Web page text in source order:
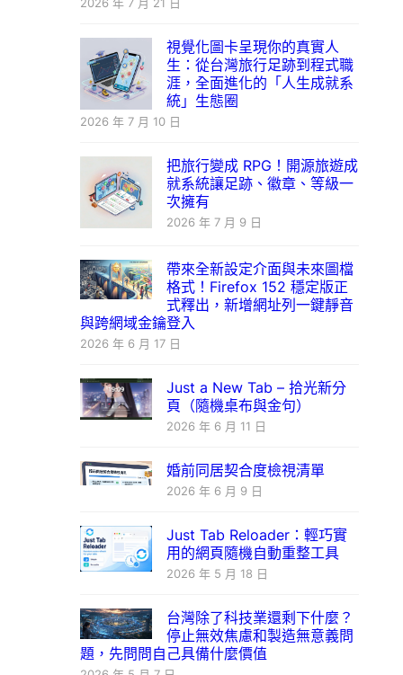
視覺化圖卡呈現你的真實人
生：從台灣旅行足跡到程式職
涯，全面進化的「人生成就系
統」生態圈
2026 年 7 月 10 日
把旅行變成 RPG！開源旅遊成
就系統讓足跡、徽章、等級一
次擁有
2026 年 7 月 9 日
帶來全新設定介面與未來圖檔
格式！Firefox 152 穩定版正
式釋出，新增網址列一鍵靜音
與跨網域金鑰登入
2026 年 6 月 17 日
Just a New Tab – 拾光新分
頁（隨機桌布與金句）
2026 年 6 月 11 日
婚前同居契合度檢視清單
2026 年 6 月 9 日
Just Tab Reloader：輕巧實
用的網頁隨機自動重整工具
2026 年 5 月 18 日
台灣除了科技業還剩下什麼？
停止無效焦慮和製造無意義問
題，先問問自己具備什麼價值